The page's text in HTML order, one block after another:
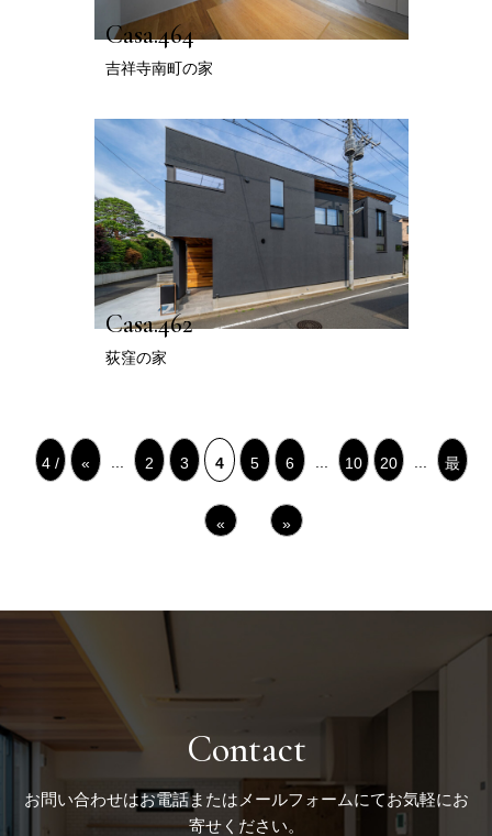
Casa.464
吉祥寺南町の家
Casa.462
荻窪の家
4 / «
«
2 3 4 5 6 10 20
»
最
Contact
お問い合わせはお電話またはメールフォームにてお気軽にお
寄せください。